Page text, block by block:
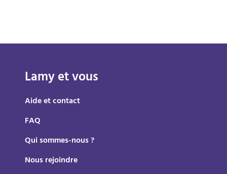
Lamy et vous
Aide et contact
FAQ
Qui sommes-nous ?
Nous rejoindre